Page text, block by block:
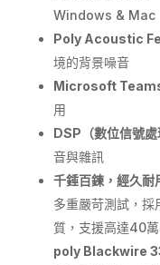
Windows & Mac
Poly Acoustic
境的背景噪音
Microsoft
用
DSP （數位信號
音與雜訊
千錘百鍊，經久耐
多重嚴苛測試，採
質，支援高達40
poly Blackwire